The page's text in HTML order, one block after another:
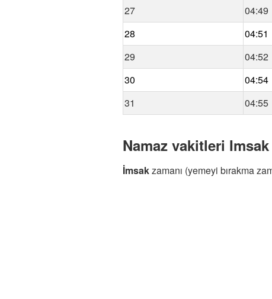
27
04:49
28
04:51
29
04:52
30
04:54
31
04:55
Namaz vakitleri
İmsakzamanı (yemeyi bırakma